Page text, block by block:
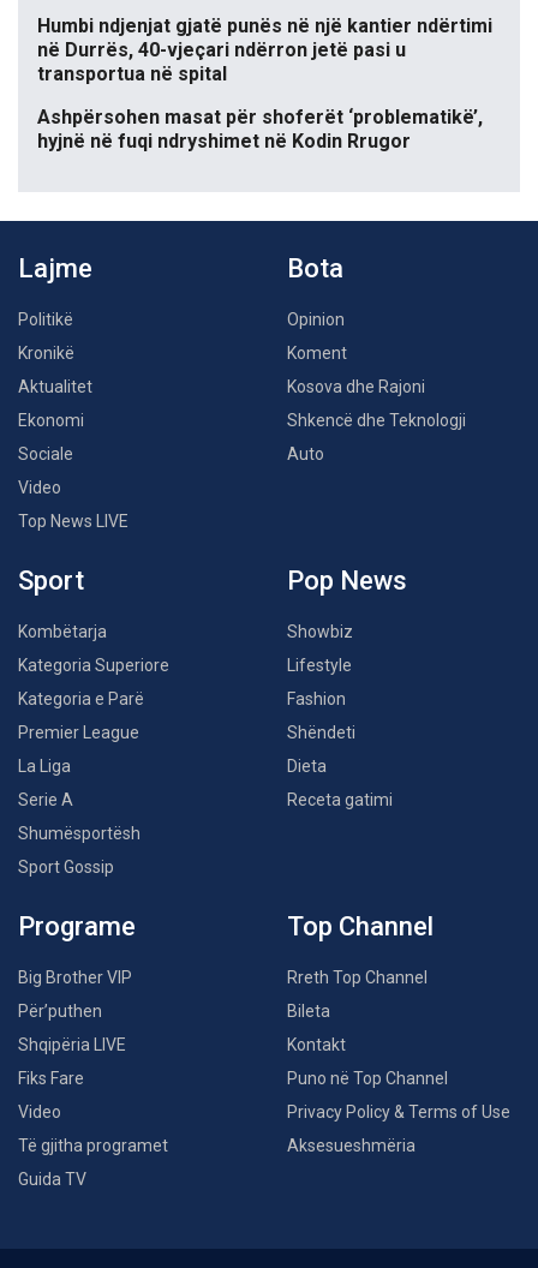
Humbi ndjenjat gjatë punës në një kantier ndërtimi
në Durrës, 40-vjeçari ndërron jetë pasi u
transportua në spital
Ashpërsohen masat për shoferët ‘problematikë’,
hyjnë në fuqi ndryshimet në Kodin Rrugor
Lajme
Politikë
Kronikë
Aktualitet
Ekonomi
Sociale
Video
Top News LIVE
Bota
Opinion
Koment
Kosova dhe Rajoni
Shkencë dhe Teknologji
Auto
Sport
Kombëtarja
Kategoria Superiore
Kategoria e Parë
Premier League
La Liga
Serie A
Shumësportësh
Sport Gossip
Pop News
Showbiz
Lifestyle
Fashion
Shëndeti
Dieta
Receta gatimi
Programe
Big Brother VIP
Për’puthen
Shqipëria LIVE
Fiks Fare
Video
Të gjitha programet
Guida TV
Top Channel
Rreth Top Channel
Bileta
Kontakt
Puno në Top Channel
Privacy Policy & Terms of Use
Aksesueshmëria